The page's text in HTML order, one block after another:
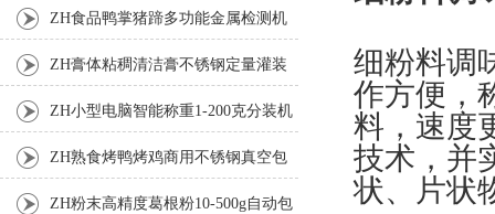
细粉料调
作方便，
料，速度
技术，并
状、片状
ZH食品鸭掌猪蹄多功能金属检测机
ZH膏体粘稠清洁膏不锈钢定量灌装
机厂家 ZH小型电脑智能称重1-200克分装机
ZH熟食烤鸭烤鸡商用不锈钢真空包
装机 ZH粉末高精度葛根粉10-500g自动包